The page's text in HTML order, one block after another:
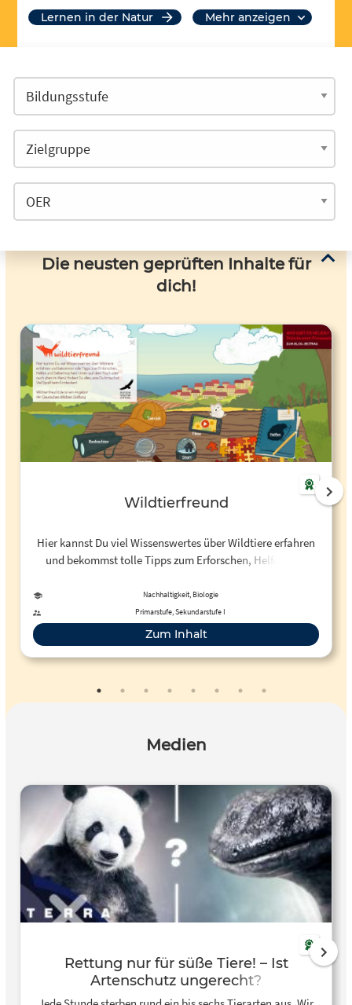
Lernen in der Natur
mehr anzeigen
Die neusten geprüften Inhalte für
dich!
Wildtierfreund
Hier kannst Du viel Wissenswertes über Wildtiere erfahren
und bekommst tolle Tipps zum Erforschen, Helfen und
Menü findest Du alles, was Du brauchst. Viel Spaß beim
Entdecken!
Nachhaltigkeit, Biologie
Primarstufe, Sekundarstufe I
Zum Inhalt
Medien
Rettung nur für süße Tiere! – Ist
Artenschutz ungerecht?